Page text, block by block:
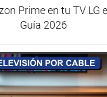
Prime en tu TV LG
Guía 2026